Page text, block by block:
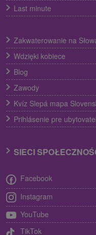
Last minute
Zakwaterowanie na
Wdzięki kobiece
Blog
Zawody
Kvíz Slepá mapa
Prihlásenie pre
SIECI
Facebook
Instagram
YouTube
TikTok